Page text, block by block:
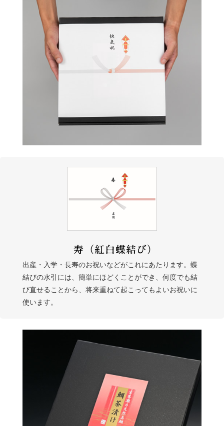
出産・入学・長寿のお祝いなどがこれにあたります。蝶
結びの水引には、簡単にほどくことができ、何度でも結
び直せることから、将来重ねて起こってもよいお祝いに
使います。